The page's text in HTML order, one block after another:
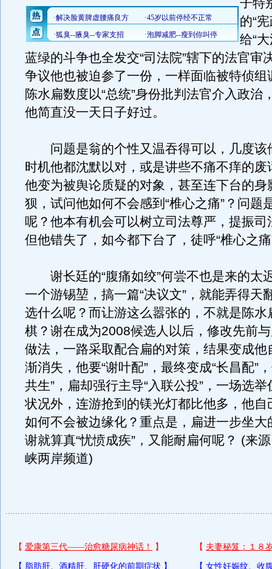
子特
的“
给“
蓝绿的斗争也全发交“司法院”辖下的法官审
争议他也被迫参了一份，一样面临被特侦组
陈水扁数度以“总统”身份批判法官介入政治
他简直没一天日子好过。
问题是翁的个性又温吞得可以，几度该
时机他都沈默以对，或是讲些不痛不痒的废
他变为被舆论质疑的对象，甚至连下台的身
狈，试问他如何不会感到“椎心之痛”？问题
呢？他本有机会可以树立司法尊严，提振司
但他错失了，如今都下台了，徒呼“椎心之
谢长廷的“腹痛如绞”何尝不也是来的太
一个游锡堃，搞一篇“决议文”，就能弄得天
选什么呢？而让游这么嚣张的，不就是陈水
棋？谢在成为2008候选人以后，修改先前
做法，一路采取配合扁的对策，结果变成他
渐消失，他要“谢叶配”，最终变成“长昌配”
共生”，扁却强行主导“入联公投”，一场选
状况外，连游抢到的镁光灯都比他多，他自
如何不会被边缘化？重点是，扁进一步坐大
谢就算真“忧愤成疾”，又能耐扁何呢？ (来
峡两岸频道)